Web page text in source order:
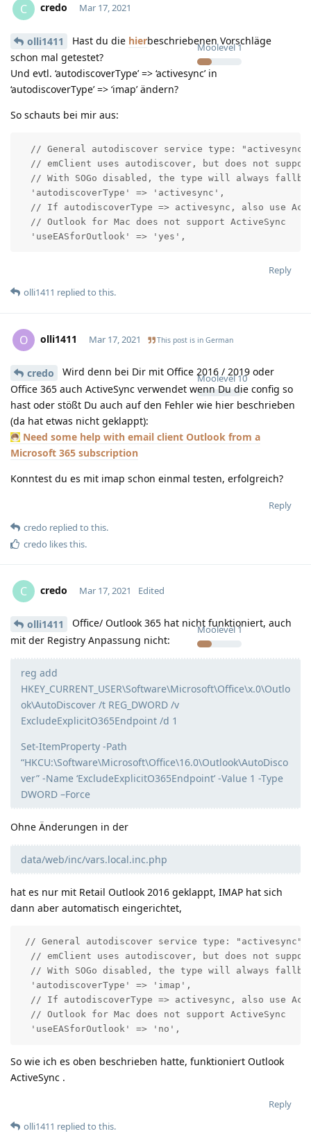
C credo
Moolevel1
Mar 17, 2021
olli1411 Hast du die hierbeschriebenen Vorschläge
schon mal getestet?
Und evtl. ‘autodiscoverType’ => ‘activesync’ in
‘autodiscoverType’ => ‘imap’ ändern?
So schauts bei mir aus:
// General autodiscover service type: "activesync"
// emClient uses autodiscover, but does not
// With SOGo disabled, the type will always
  'autodiscoverType' => 'activesync',
// If autodiscoverType => activesync, also use
  // Outlook for Mac does not support ActiveSync
  'useEASforOutlook' => 'yes',
Reply
olli1411 replied to this.
O olli1411
Moolevel10
Mar 17, 2021 This post is in German
credo
Wird denn bei Dir mit Office 2016 / 2019 oder
Office 365 auch ActiveSync verwendet wenn Du die config so
hast oder stößt Du auch auf den Fehler wie hier beschrieben
(da hat etwas nicht geklappt):
Need some help with email client Outlook from a
Microsoft 365 subscription
Konntest du es mit imap schon einmal testen, erfolgreich?
Reply
credo replied to this.
credo likes this.
C credo
Moolevel1
Mar 17, 2021 Edited
olli1411
Office/ Outlook 365 hat nicht funktioniert, auch
mit der Registry Anpassung nicht:
reg add
HKEY_CURRENT_USER\Software\Microsoft\Office\x.0\Outlo
ok\AutoDiscover /t REG_DWORD /v
ExcludeExplicitO365Endpoint /d 1
Set-ItemProperty -Path
“HKCU:\Software\Microsoft\Office\16.0\Outlook\AutoDisco
ver” -Name ‘ExcludeExplicitO365Endpoint’ -Value 1 -Type
DWORD –Force
Ohne Änderungen in der
data/web/inc/vars.local.inc.php
hat es nur mit Retail Outlook 2016 geklappt, IMAP hat sich
dann aber automatisch eingerichtet,
// General autodiscover service type: "activesync"
// emClient uses autodiscover, but does not
// With SOGo disabled, the type will always
  'autodiscoverType' => 'imap',
// If autodiscoverType => activesync, also use
  // Outlook for Mac does not support ActiveSync
  'useEASforOutlook' => 'no',
So wie ich es oben beschrieben hatte, funktioniert Outlook
ActiveSync .
Reply
olli1411 replied to this.